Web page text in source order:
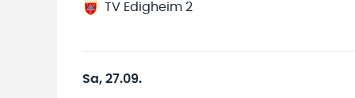
TV Edigheim 2
Sa, 27.09.